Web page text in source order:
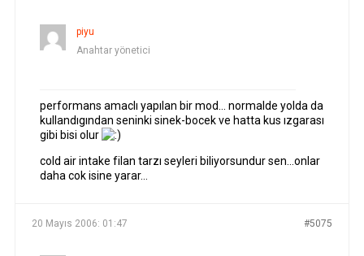
piyu
Anahtar yönetici
performans amaclı yapılan bir mod… normalde yolda da
kullandıgından seninki sinek-bocek ve hatta kus ızgarası
gibi bisi olur
cold air intake filan tarzı seyleri biliyorsundur sen…onlar
daha cok isine yarar…
20 Mayıs 2006: 01:47 #5075